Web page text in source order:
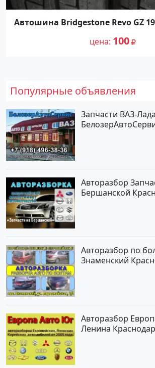
Автошина Bridgestone Revo GZ
цена 100
Популярные объявления
Запчасти ВАЗ-
Авторазбор
Бершанской
Авторазбор по
Знаменский
Авторазбор
Ленина Краснодар